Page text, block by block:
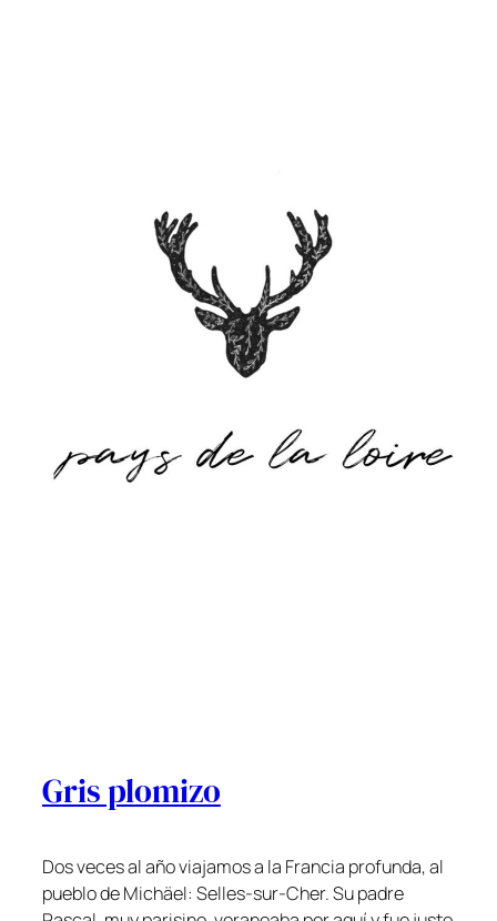
Gris plomizo
Dos veces al año viajamos a la Francia profunda, al
pueblo de Michäel: Selles-sur-Cher. Su padre